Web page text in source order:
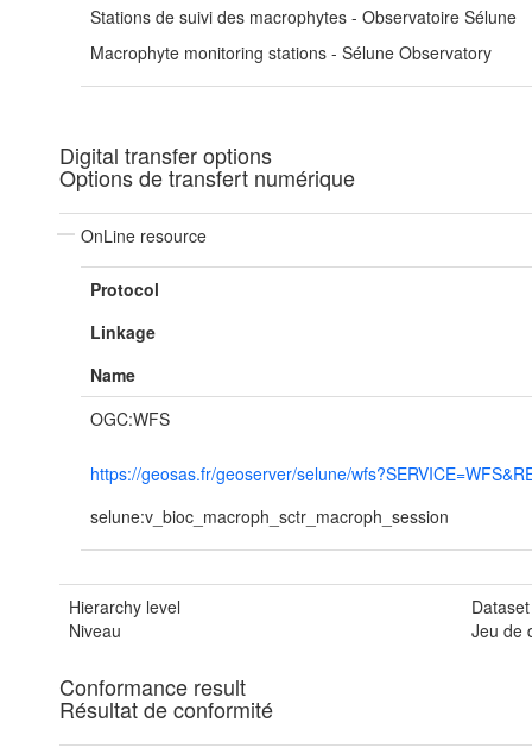
Stations de suivi des macrophytes - Observatoire Sélune
Macrophyte monitoring stations - Sélune Observatory
Digital transfer options
Options de transfert numérique
OnLine resource
Protocol
Linkage
Name
OGC:WFS
https://geosas.fr/geoserver/selune/
selune:v_bioc_macroph_sctr_macroph_session
Hierarchy level
Niveau
Dataset
Jeu de
Conformance result
Résultat de conformité